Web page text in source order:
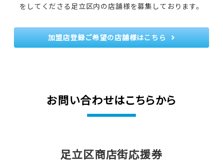
をしてくださる足立区内の店舗様を募集しております。
加盟店登録ご希望の店舗様はこちら
お問い合わせはこちらから
足立区商店街応援券